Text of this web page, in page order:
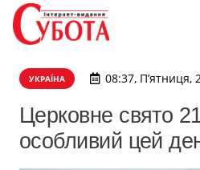
УКРАЇНА 08:37, П’ятниця,
Церковне свято
особливий цей